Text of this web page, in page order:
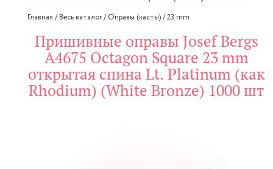
Главная /Весь каталог/Оправы (касты)/23 mm
Пришивные оправы Josef Bergs
A4675 Octagon Square 23 mm
открытая спина Lt. Platinum (как
Rhodium) (White Bronze) 1000 шт